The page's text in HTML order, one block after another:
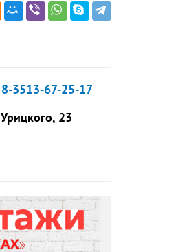
8-3513-67-25-17
Урицкого, 23